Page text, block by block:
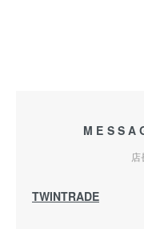
TWINTRADE